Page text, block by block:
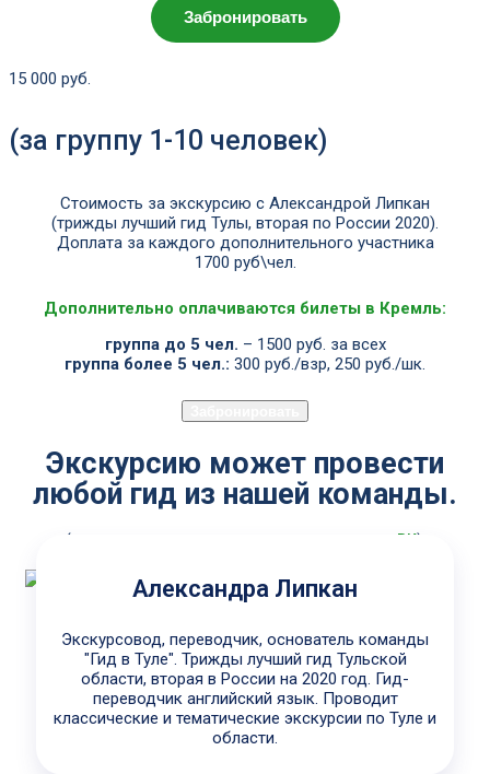
Забронировать
15 000 руб.
(за группу 1-10 человек)
Cтоимость за экскурсию с Александрой Липкан
(трижды лучший гид Тулы, вторая по России 2020).
Доплата за каждого дополнительного участника
1700 руб\чел.
Дополнительно оплачиваются билеты в Кремль:
группа до 5 чел. – 1500 руб. за всех
группа более 5 чел.: 300 руб./взр, 250 руб./шк.
Экскурсию может провести
любой гид из нашей команды.
(отзывы на каждого гида в нашем аккаунте в ВК).
Александра Липкан
Экскурсовод, переводчик, основатель команды
"Гид в Туле". Трижды лучший гид Тульской
области, вторая в России на 2020 год. Гид-
переводчик английский язык. Проводит
классические и тематические экскурсии по Туле и
области.